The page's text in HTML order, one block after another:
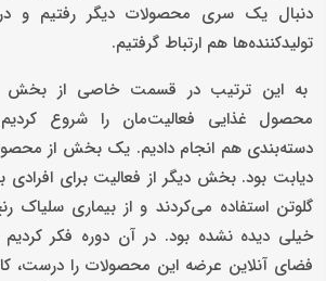
دنبال یک سری محصولات دیگر رفتیم و
تولید‌کننده‌ها هم ارتباط گرفتیم.
به این ترتیب در قسمت خاصی از بخش
محصول غذایی فعالیت‌مان را شروع
دسته‌بندی هم انجام دادیم. یک بخش از
دیابت بود. بخش دیگر از فعالیت برای
گلوتن استفاده می‌کردند و از بیماری سلیاک
خیلی دیده نشده بود. در آن دوره فکر کردیم
فضای آنلاین عرضه این محصولات را درست،